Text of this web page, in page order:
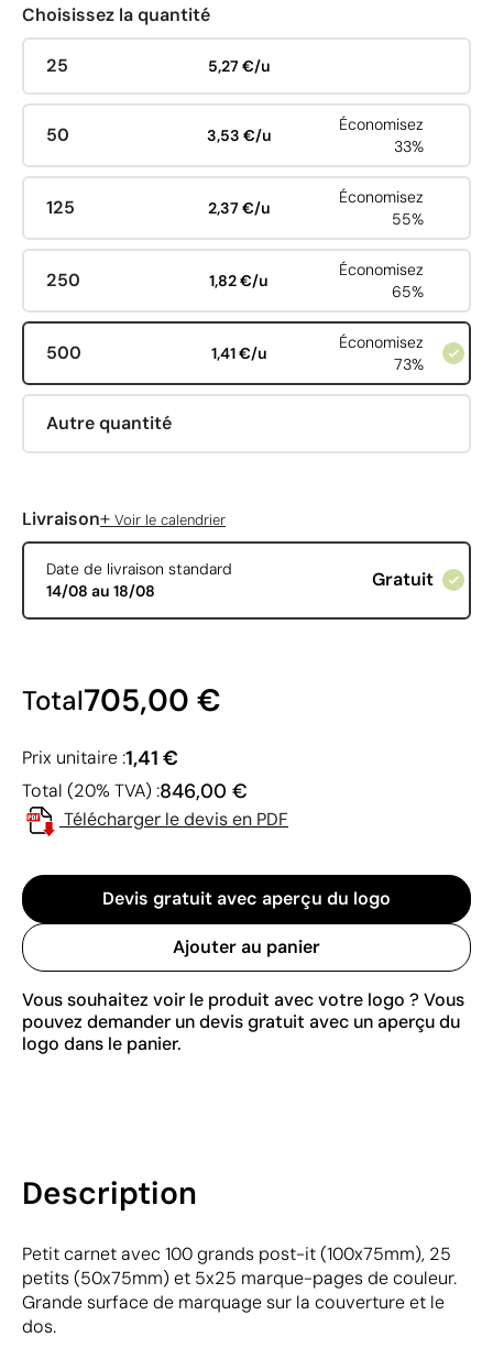
Choisissez la quantité
25 5,27 €/u
50 3,53 €/u
Économisez
33%
125 2,37 €/u
Économisez
55%
250 1,82 €/u
Économisez
65%
500 1,41 €/u
Économisez
73%
Autre quantité
Livraison+ Voir le calendrier
Date de livraison standard
14/08 au 18/08
Gratuit
Total705,00 €
Prix unitaire :1,41 €
Total (20% TVA) :846,00 €
Télécharger le devis en PDF
Devis gratuit avec aperçu du logo
Ajouter au panier
Vous souhaitez voir le produit avec votre logo ? Vous
pouvez demander un devis gratuit avec un aperçu du
logo dans le panier.
Description
Petit carnet avec 100 grands post-it (100x75mm), 25
petits (50x75mm) et 5x25 marque-pages de couleur.
Grande surface de marquage sur la couverture et le
dos.